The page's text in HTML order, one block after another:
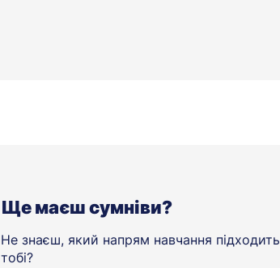
Ще маєш сумніви?
Не знаєш, який напрям навчання підходить
тобі?